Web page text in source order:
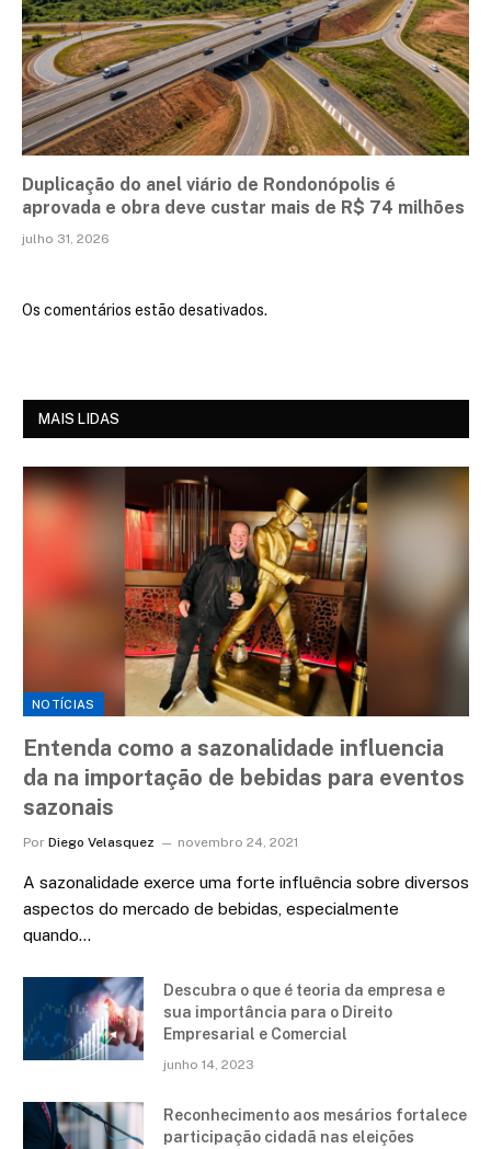
Duplicação do anel viário de Rondonópolis é
aprovada e obra deve custar mais de R$ 74 milhões
julho 31, 2026
Os comentários estão desativados.
MAIS LIDAS
NOTÍCIAS
Entenda como a sazonalidade influencia
da na importação de bebidas para eventos
sazonais
Por Diego Velasquez novembro 24, 2021
A sazonalidade exerce uma forte influência sobre diversos
aspectos do mercado de bebidas, especialmente
quando…
Descubra o que é teoria da empresa e
sua importância para o Direito
Empresarial e Comercial
junho 14, 2023
Reconhecimento aos mesários fortalece
participação cidadã nas eleições